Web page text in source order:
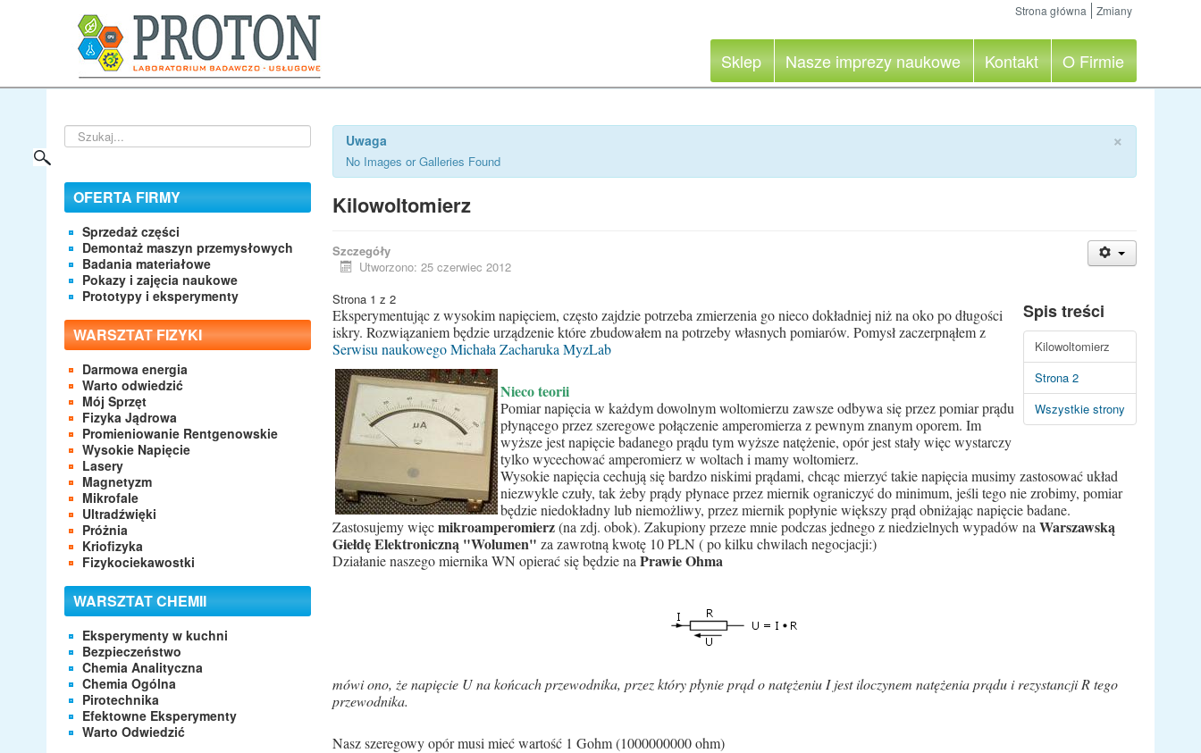
Strona główna Zmiany
Sklep Nasze imprezy naukowe Kontakt O Firmie
Szukaj...
OFERTA FIRMY
Sprzedaż części
Demontaż maszyn przemysłowych
Badania materiałowe
Pokazy i zajęcia naukowe
Prototypy i eksperymenty
WARSZTAT FIZYKI
Darmowa energia
Warto odwiedzić
Mój Sprzęt
Fizyka Jądrowa
Promieniowanie Rentgenowskie
Wysokie Napięcie
Lasery
Magnetyzm
Mikrofale
Ultradźwięki
Próżnia
Kriofizyka
Fizykociekawostki
WARSZTAT CHEMII
Eksperymenty w kuchni
Bezpieczeństwo
Chemia Analityczna
Chemia Ogólna
Pirotechnika
Efektowne Eksperymenty
Warto Odwiedzić
×
Uwaga
No Images or Galleries Found
Kilowoltomierz
Szczegóły
Utworzono: 25 czerwiec 2012
Spis treści
Kilowoltomierz
Strona 2
Wszystkie strony
Strona 1 z 2
Eksperymentując z wysokim napięciem, często zajdzie potrzeba zmierzenia go nieco dokładniej niż na oko po długości
iskry. Rozwiązaniem będzie urządzenie które zbudowałem na potrzeby własnych pomiarów. Pomysł zaczerpnąłem z
Serwisu naukowego Michała Zacharuka MyzLab
Nieco teorii
Pomiar napięcia w każdym dowolnym woltomierzu zawsze odbywa się przez pomiar prądu
płynącego przez szeregowe połączenie amperomierza z pewnym znanym oporem. Im
wyższe jest napięcie badanego prądu tym wyższe natężenie, opór jest stały więc wystarczy
tylko wycechować amperomierz w woltach i mamy woltomierz.
Wysokie napięcia cechują się bardzo niskimi prądami, chcąc mierzyć takie napięcia musimy zastosować układ
niezwykle czuły, tak żeby prądy płynace przez miernik ograniczyć do minimum, jeśli tego nie zrobimy, pomiar
będzie niedokładny lub niemożliwy, przez miernik popłynie większy prąd obniżając napięcie badane.
Zastosujemy więcmikroamperomierz(na zdj. obok). Zakupiony przeze mnie podczas jednego z niedzielnych wypadów na Warszawską
Giełdę Elektroniczną "Wolumen" za zawrotną kwotę 10 PLN ( po kilku chwilach negocjacji:)
Działanie naszego miernika WN opierać się będzie na Prawie Ohma
mówi ono, że napięcie U na końcach przewodnika, przez który płynie prąd o natężeniu I jest iloczynem natężenia prądu i rezystancji R tego
przewodnika.
Nasz szeregowy opór musi mieć wartość 1 Gohm (1000000000 ohm)